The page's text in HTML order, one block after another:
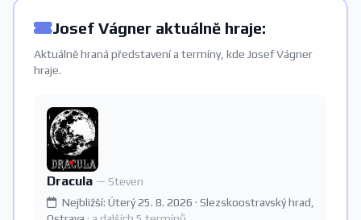
Josef Vágner aktuálně hraje:
Aktuálně hraná představení a termíny, kde Josef Vágner
hraje.
Dracula — Steven
Nejbližší: Úterý 25. 8. 2026 · Slezskoostravský hrad,